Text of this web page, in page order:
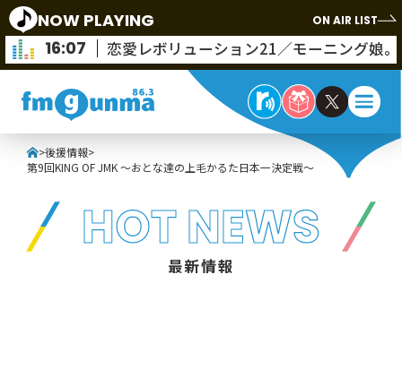
NOW PLAYING ON AIR LIST
16:07 恋愛レボリューション21／モーニング娘。
>後援情報>
第9回KING OF JMK ～おとな達の上毛かるた日本一決定戦～
HOT NEWS
最新情報